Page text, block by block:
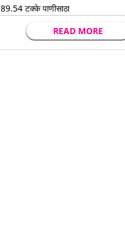
89.54 टक्के पाणीसाठा
READ MORE